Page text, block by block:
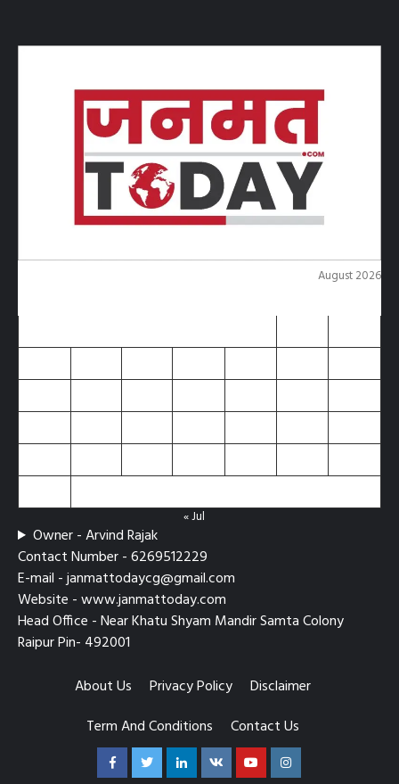
August 2026
« Jul
Owner - Arvind Rajak
Contact Number - 6269512229
E-mail - janmattodaycg@gmail.com
Website - www.janmattoday.com
Head Office - Near Khatu Shyam Mandir Samta Colony
Raipur Pin- 492001
About Us
Privacy Policy
Disclaimer
Term And Conditions
Contact Us
FacebookTwitterLinkedin
VK YoutubeInstagram